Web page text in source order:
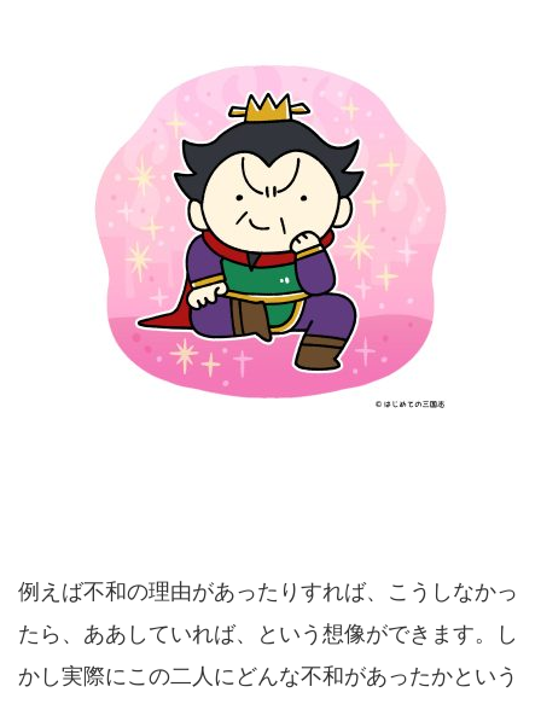
例えば不和の理由があったりすれば、こうしなかっ
たら、ああしていれば、という想像ができます。し
かし実際にこの二人にどんな不和があったかという